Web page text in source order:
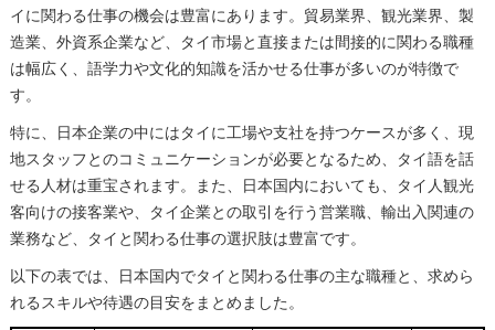
イに関わる仕事の機会は豊富にあります。貿易業界、観光業界、製
造業、外資系企業など、タイ市場と直接または間接的に関わる職種
は幅広く、語学力や文化的知識を活かせる仕事が多いのが特徴で
す。
特に、日本企業の中にはタイに工場や支社を持つケースが多く、現
地スタッフとのコミュニケーションが必要となるため、タイ語を話
せる人材は重宝されます。また、日本国内においても、タイ人観光
客向けの接客業や、タイ企業との取引を行う営業職、輸出入関連の
業務など、タイと関わる仕事の選択肢は豊富です。
以下の表では、日本国内でタイと関わる仕事の主な職種と、求めら
れるスキルや待遇の目安をまとめました。